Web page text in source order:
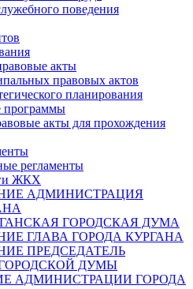
поведения
акты
правовых актов
планирования
акты для прохождения
регламенты
ЖКХ
АДМИНИСТРАЦИЯ
ГОРОДСКАЯ ДУМА
ГЛАВА ГОРОДА КУРГАНА
ПРЕДСЕДАТЕЛЬ
ДУМЫ
АДМИНИСТРАЦИИ ГОРОДА